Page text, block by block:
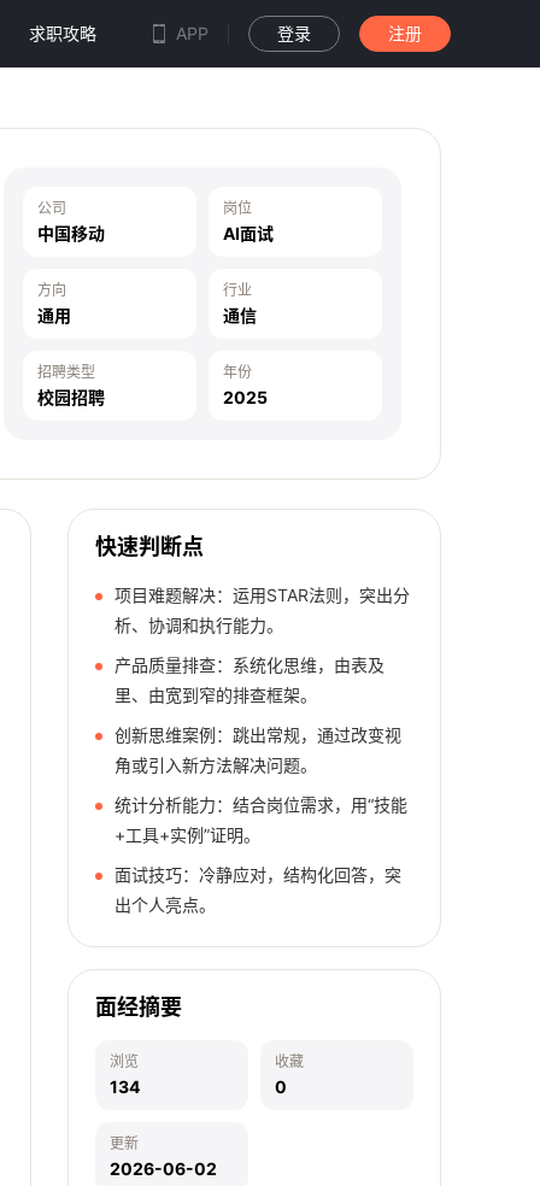
求职攻略 APP 登录 注册
公司
中国移动
岗位
AI面试
方向
通用
行业
通信
招聘类型
校园招聘
年份
2025
快速判断点
项目难题解决：运用STAR法则，突出分
析、协调和执行能力。
产品质量排查：系统化思维，由表及
里、由宽到窄的排查框架。
创新思维案例：跳出常规，通过改变视
角或引入新方法解决问题。
统计分析能力：结合岗位需求，用“技能
+工具+实例”证明。
面试技巧：冷静应对，结构化回答，突
出个人亮点。
面经摘要
浏览
134
收藏
0
更新
2026-06-02